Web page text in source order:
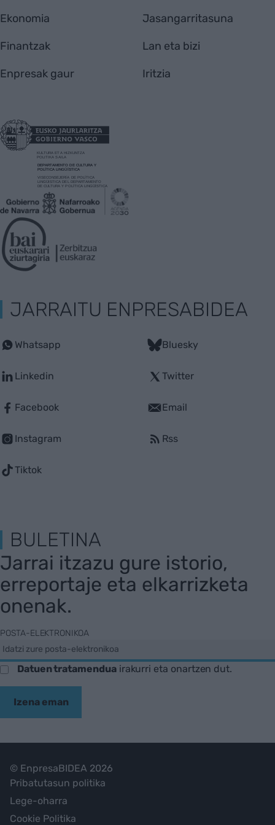
Ekonomia
Finantzak
Enpresak gaur
Jasangarritasuna
Lan eta bizi
Iritzia
JARRAITU ENPRESABIDEA
Whatsapp
Linkedin
Facebook
Instagram
Tiktok
Bluesky
Twitter
Email
Rss
BULETINA
Jarrai itzazu gure istorio,
erreportaje eta elkarrizketa
onenak.
POSTA-ELEKTRONIKOA
Datuen tratamenduairakurri eta onartzen dut.
Izena eman
© EnpresaBIDEA 2026
Pribatutasun politika
Lege-oharra
Cookie Politika